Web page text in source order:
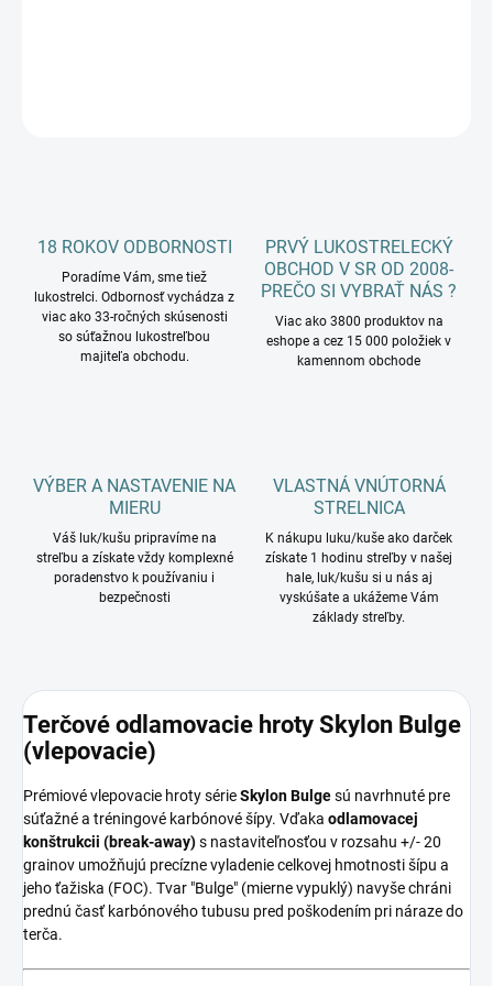
18 ROKOV ODBORNOSTI
Poradíme Vám, sme tiež
lukostrelci. Odbornosť vychádza z
viac ako 33-ročných skúsenosti
so súťažnou lukostreľbou
majiteľa obchodu.
PRVÝ LUKOSTRELECKÝ
OBCHOD V SR OD 2008-
PREČO SI VYBRAŤ NÁS ?
Viac ako 3800 produktov na
eshope a cez 15 000 položiek v
kamennom obchode
VÝBER A NASTAVENIE NA
MIERU
Váš luk/kušu pripravíme na
streľbu a získate vždy komplexné
poradenstvo k používaniu i
bezpečnosti
VLASTNÁ VNÚTORNÁ
STRELNICA
K nákupu luku/kuše ako darček
získate 1 hodinu streľby v našej
hale, luk/kušu si u nás aj
vyskúšate a ukážeme Vám
základy streľby.
Terčové odlamovacie hroty Skylon Bulge
(vlepovacie)
Prémiové vlepovacie hroty sérieSkylon Bulgesú navrhnuté pre
súťažné a tréningové karbónové šípy. Vďaka odlamovacej
konštrukcii (break-away)s nastaviteľnosťou v rozsahu +/- 20
grainov umožňujú precízne vyladenie celkovej hmotnosti šípu a
jeho ťažiska (FOC). Tvar "Bulge" (mierne vypuklý) navyše chráni
prednú časť karbónového tubusu pred poškodením pri náraze do
terča.